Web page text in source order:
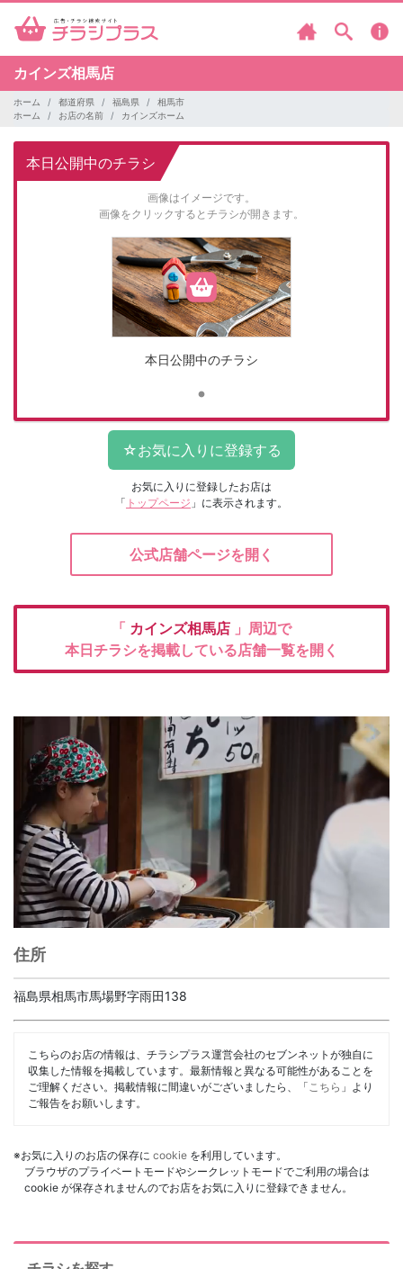
カインズ相馬店
ホーム 都道府県 福島県
相馬市
ホーム
お店の名前 カインズホーム
本日公開中のチラシ
画像はイメージです。
画像をクリックするとチラシが開きます。
本日公開中のチラシ
お気に入りに登録したお店は
「 トップページ 」に表示されます。
公式店舗ページを開く
「 カインズ相馬店 」周辺で
本日チラシを掲載している店舗一覧を開く
住所
福島県相馬市馬場野字雨田138
こちらのお店の情報は、チラシプラス運営会社のセブンネットが独自に
収集した情報を掲載しています。最新情報と異なる可能性があることを
ご理解ください。掲載情報に間違いがございましたら、「 こちら 」より
ご報告をお願いします。
※お気に入りのお店の保存に cookie を利用しています。
ブラウザのプライベートモードやシークレットモードでご利用の場合は
cookie が保存されませんのでお店をお気に入りに登録できません。